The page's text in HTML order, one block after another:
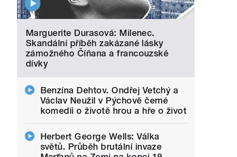
Marguerite Durasová: Milenec.
Skandální příběh zakázané lásky
zámožného Číňana a francouzské
dívky
Benzína Dehtov. Ondřej Vetchý a
Václav Neužil v Pýchově černé
komedii o životě hrou a hře o život
Herbert George Wells: Válka
světů. Průběh brutální invaze